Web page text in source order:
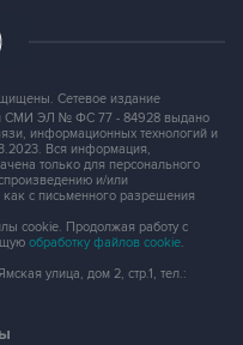
Сетевое издание
СМИ ЭЛ № ФС 77 - 84928 выдано
информационных технологий и
Вся информация,
только для персонального
и/или
с письменного разрешения
cookie. Продолжая работу с
обработку файлов cookie.
улица, дом 2, стр.1, тел.: